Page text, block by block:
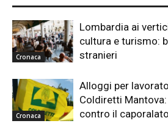
Cronaca
Lombardia ai
cultura e turismo:
stranieri
Cronaca
Alloggi per
Coldiretti Mantova:
contro il